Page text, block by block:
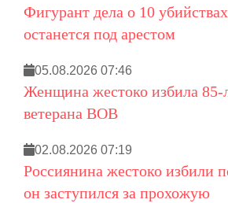
Фигурант дела о 10
останется под арестом
05.08.2026 07:46
Женщина жестоко избила
ветерана ВОВ
02.08.2026 07:19
Россиянина жестоко избили
он заступился за прохожую